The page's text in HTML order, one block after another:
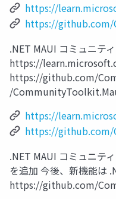
https://
https://github.com/
.NET MAUI コミュニテ
https://
https://github.com/
/
https://
https://github.com/
.NET MAUI コミュニテ
を追加 今後、新機能は
https://github.com/